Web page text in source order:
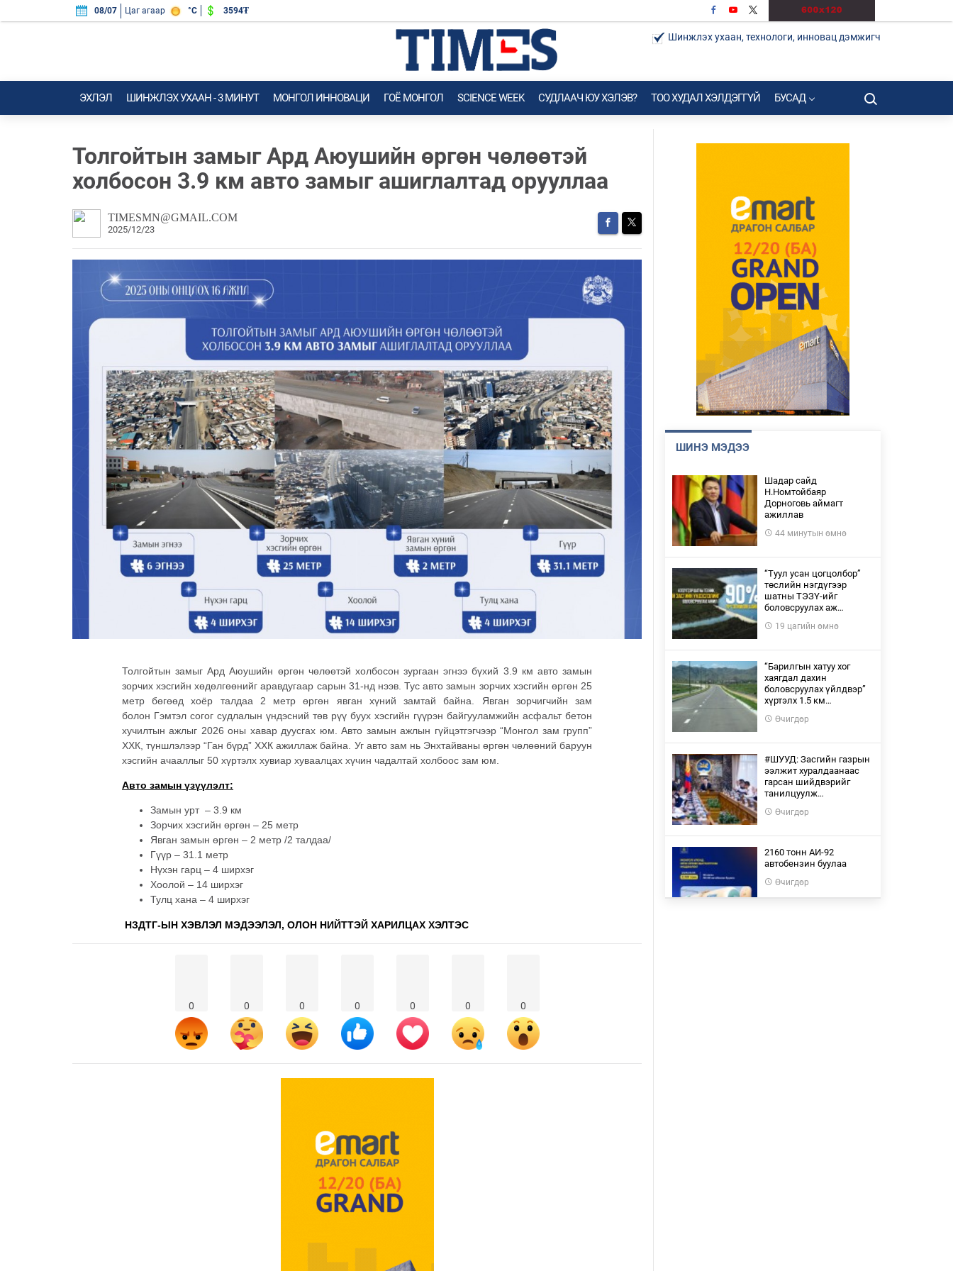
08/07 Цаг агаар °C 3594₮
Шинжлэх ухаан, технологи, инновац дэмжигч
ЭХЛЭЛ ШИНЖЛЭХ УХААН - 3 МИНУТ МОНГОЛ ИННОВАЦИ ГОЁ MОНГОЛ SCIENCE WEEK СУДЛААЧ ЮУ ХЭЛЭВ? ТОО ХУДАЛ ХЭЛДЭГГҮЙ БУСАД
Толгойтын замыг Ард Аюушийн өргөн чөлөөтэй
холбосон 3.9 км авто замыг ашиглалтад орууллаа
TIMESMN@GMAIL.COM
2025/12/23
Толгойтын замыг Ард Аюушийн өргөн чөлөөтэй холбосон зургаан эгнээ бүхий 3.9 км авто замын
зорчих хэсгийн хөдөлгөөнийг аравдугаар сарын 31-нд нээв. Тус авто замын зорчих хэсгийн өргөн 25
метр бөгөөд хоёр талдаа 2 метр өргөн явган хүний замтай байна. Явган зорчигчийн зам
болон Гэмтэл согог судлалын үндэсний төв рүү буух хэсгийн гүүрэн байгууламжийн асфальт бетон
хучилтын ажлыг 2026 оны хавар дуусгах юм. Авто замын ажлын гүйцэтгэгчээр “Монгол зам групп”
ХХК, түншлэлээр “Ган бүрд” ХХК ажиллаж байна. Уг авто зам нь Энхтайваны өргөн чөлөөний баруун
хэсгийн ачааллыг 50 хүртэлх хувиар хуваалцах хүчин чадалтай холбоос зам юм.
Авто замын үзүүлэлт:
Замын урт – 3.9 км
Зорчих хэсгийн өргөн – 25 метр
Явган замын өргөн – 2 метр /2 талдаа/
Гүүр – 31.1 метр
Нүхэн гарц – 4 ширхэг
Хоолой – 14 ширхэг
Тулц хана – 4 ширхэг
НЗДТГ-ЫН ХЭВЛЭЛ МЭДЭЭЛЭЛ, ОЛОН НИЙТТЭЙ ХАРИЛЦАХ ХЭЛТЭС
0 0 0 0 0 0 0
ШИНЭ МЭДЭЭ
Шадар сайд
Н.Номтойбаяр
Дорноговь аймагт
ажиллав
44 минутын өмнө
“Туул усан цогцолбор”
төслийн нэгдүгээр
шатны ТЭЗҮ-ийг
боловсруулах аж…
19 цагийн өмнө
“Барилгын хатуу хог
хаягдал дахин
боловсруулах үйлдвэр”
хүртэлх 1.5 км…
Өчигдөр
#ШУУД: Засгийн газрын
ээлжит хуралдаанаас
гарсан шийдвэрийг
танилцуулж…
Өчигдөр
2160 тонн АИ-92
автобензин буулаа
Өчигдөр